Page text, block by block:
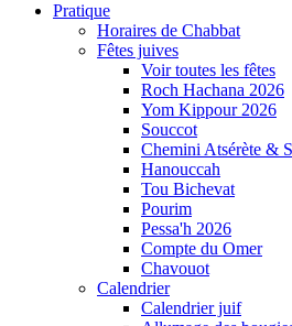
Pratique
Horaires de Chabbat
Fêtes juives
Voir toutes les fêtes
Roch Hachana 2026
Yom Kippour 2026
Souccot
Chemini Atsérète &
Hanouccah
Tou Bichevat
Pourim
Pessa'h 2026
Compte du Omer
Chavouot
Calendrier
Calendrier juif